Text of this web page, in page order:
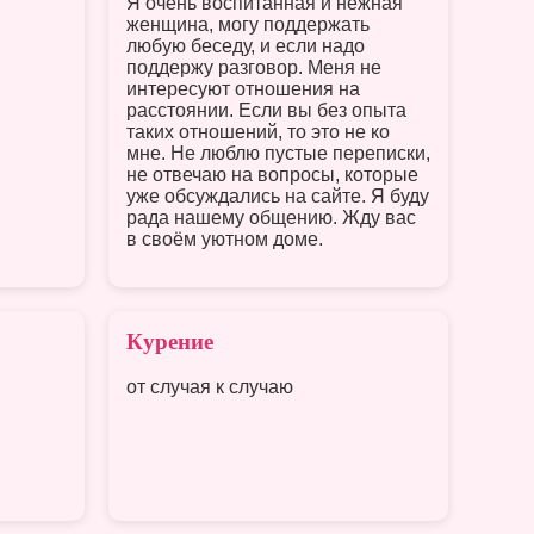
женщина, могу поддержать
любую беседу, и если надо
поддержу разговор. Меня не
интересуют отношения на
расстоянии. Если вы без опыта
таких отношений, то это не ко
мне. Не люблю пустые переписки,
не отвечаю на вопросы, которые
уже обсуждались на сайте. Я буду
рада нашему общению. Жду вас
в своём уютном доме.
Курение
от случая к случаю